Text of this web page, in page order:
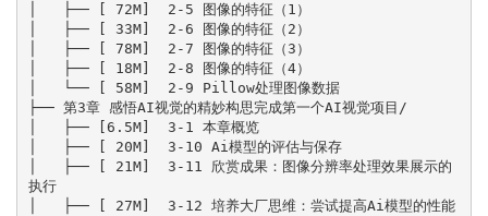
│   ├── [ 72M]  2-5 图像的特征（1）
│   ├── [ 33M]  2-6 图像的特征（2）
│   ├── [ 78M]  2-7 图像的特征（3）
│   ├── [ 18M]  2-8 图像的特征（4）
│   └── [ 58M]  2-9 Pillow处理图像数据
├── 第3章 感悟AI视觉的精妙构思完成第一个AI视觉项目/
│   ├── [6.5M]  3-1 本章概览
│   ├── [ 20M]  3-10 Ai模型的评估与保存
│   ├── [ 21M]  3-11 欣赏成果：图像分辨率处理效果展示的
执行
│   ├── [ 27M]  3-12 培养大厂思维：尝试提高Ai模型的性能